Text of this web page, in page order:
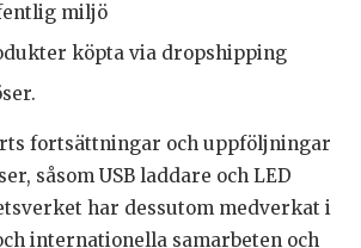
miljö
köpta via dropshipping
fortsättningar och uppföljningar
såsom USB laddare och LED
har dessutom medverkat i
internationella samarbeten och